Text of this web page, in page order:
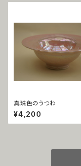
真珠色のうつわ
¥4,200